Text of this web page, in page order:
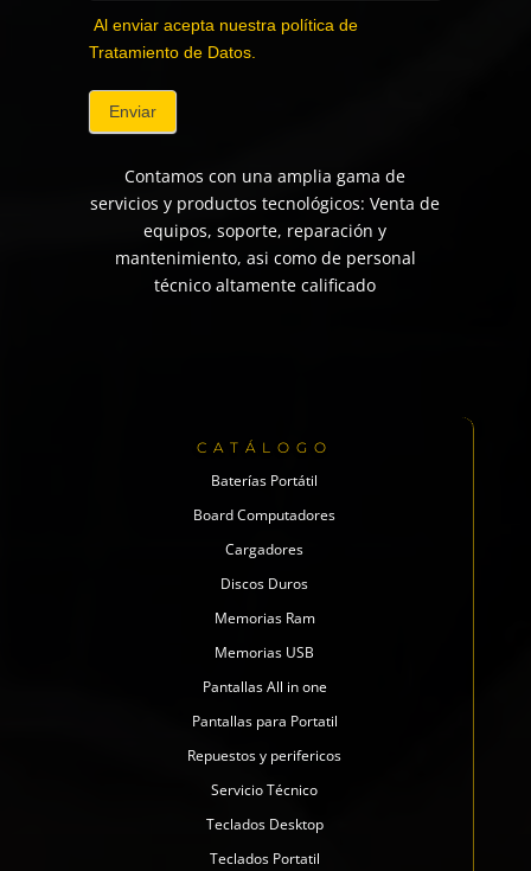
Al enviar acepta nuestra política de
Tratamiento de Datos.
Enviar
Contamos con una amplia gama de
servicios y productos tecnológicos: Venta de
equipos, soporte, reparación y
mantenimiento, asi como de personal
técnico altamente calificado
CATÁLOGO
Baterías Portátil
Board Computadores
Cargadores
Discos Duros
Memorias Ram
Memorias USB
Pantallas All in one
Pantallas para Portatil
Repuestos y perifericos
Servicio Técnico
Teclados Desktop
Teclados Portatil